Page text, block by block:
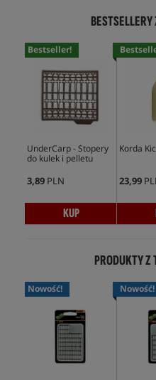
Bestseller!
UnderCarp - Stopery
do kulek i pelletu
3,89 PLN
KUP
Korda
23,99
PRODUKTY Z
Nowość! Nowość!